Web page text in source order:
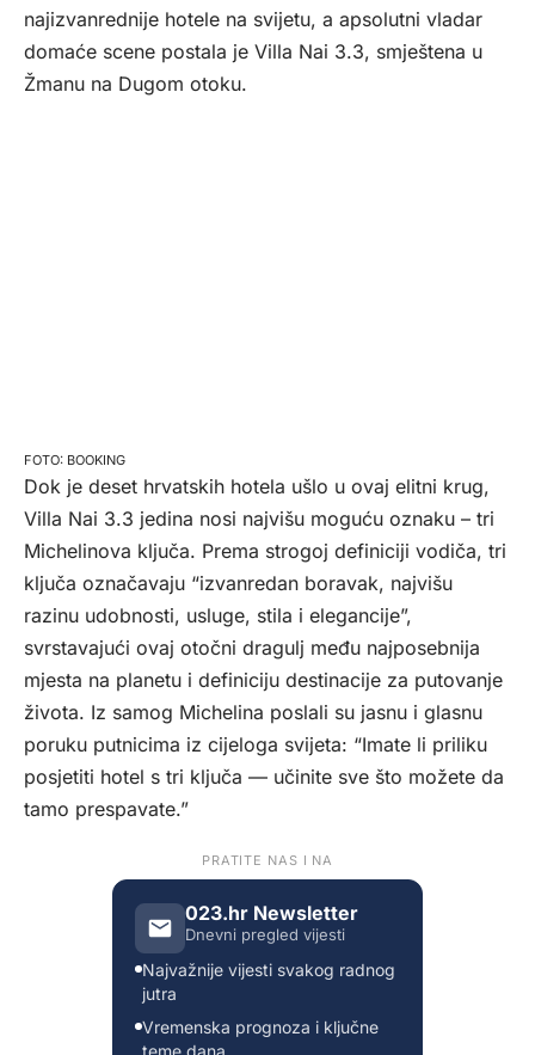
najizvanrednije hotele na svijetu, a apsolutni vladar
domaće scene postala je Villa Nai 3.3, smještena u
Žmanu na Dugom otoku.
BOOKING
Dok je deset hrvatskih hotela ušlo u ovaj elitni krug,
Villa Nai 3.3 jedina nosi najvišu moguću oznaku – tri
Michelinova ključa. Prema strogoj definiciji vodiča, tri
ključa označavaju “izvanredan boravak, najvišu
razinu udobnosti, usluge, stila i elegancije”,
svrstavajući ovaj otočni dragulj među najposebnija
mjesta na planetu i definiciju destinacije za putovanje
života. Iz samog Michelina poslali su jasnu i glasnu
poruku putnicima iz cijeloga svijeta: “Imate li priliku
posjetiti hotel s tri ključa — učinite sve što možete da
tamo prespavate.”
PRATITE NAS I NA
023.hr Newsletter
Dnevni pregled vijesti
Najvažnije vijesti svakog radnog
jutra
Vremenska prognoza i ključne